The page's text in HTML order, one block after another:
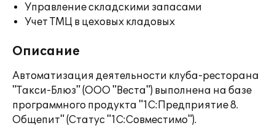
Управление складскими запасами
Учет ТМЦ в цеховых кладовых
Описание
Автоматизация деятельности клуба-ресторана
"Такси-Блюз" (ООО "Веста") выполнена на базе
программного продукта "1C:Предприятие 8.
Общепит" (Статус "1С:Совместимо").